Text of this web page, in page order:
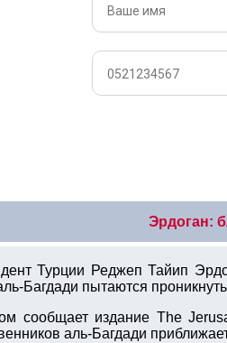
Эрдоган:
Турции Реджеп Тайип
Багдади пытаются
сообщает издание The
аль-Багдади